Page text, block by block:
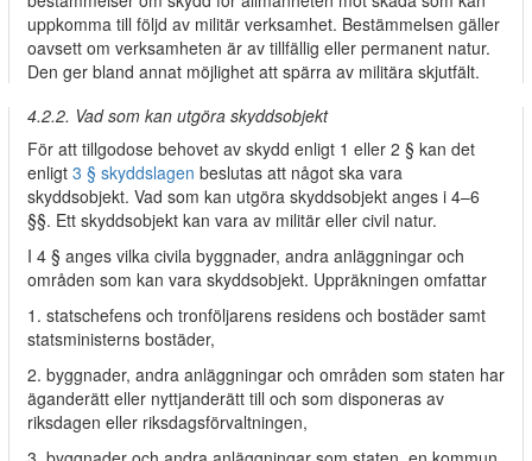
uppkomma till följd av militär verksamhet. Bestämmelsen gäller
oavsett om verksamheten är av tillfällig eller permanent natur.
Den ger bland annat möjlighet att spärra av militära skjutfält.
4.2.2. Vad som kan utgöra skyddsobjekt
För att tillgodose behovet av skydd enligt 1 eller 2 § kan det
enligt 3 § skyddslagen beslutas att något ska vara
skyddsobjekt. Vad som kan utgöra skyddsobjekt anges i 4–6
§§. Ett skyddsobjekt kan vara av militär eller civil natur.
I 4 § anges vilka civila byggnader, andra anläggningar och
områden som kan vara skyddsobjekt. Uppräkningen omfattar
1. statschefens och tronföljarens residens och bostäder samt
statsministerns bostäder,
2. byggnader, andra anläggningar och områden som staten har
äganderätt eller nyttjanderätt till och som disponeras av
riksdagen eller riksdagsförvaltningen,